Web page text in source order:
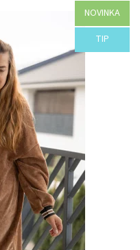
NOVINKA
TIP